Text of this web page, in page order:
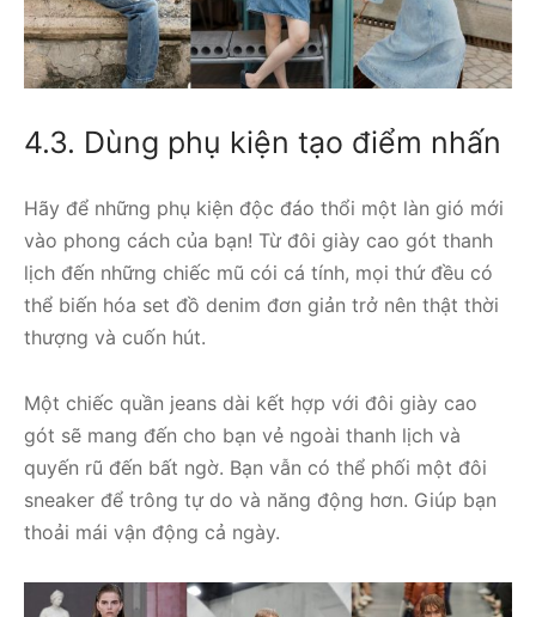
4.3. Dùng phụ kiện tạo điểm nhấn
Hãy để những phụ kiện độc đáo thổi một làn gió mới
vào phong cách của bạn! Từ đôi giày cao gót thanh
lịch đến những chiếc mũ cói cá tính, mọi thứ đều có
thể biến hóa set đồ denim đơn giản trở nên thật thời
thượng và cuốn hút.
Một chiếc quần jeans dài kết hợp với đôi giày cao
gót sẽ mang đến cho bạn vẻ ngoài thanh lịch và
quyến rũ đến bất ngờ. Bạn vẫn có thể phối một đôi
sneaker để trông tự do và năng động hơn. Giúp bạn
thoải mái vận động cả ngày.